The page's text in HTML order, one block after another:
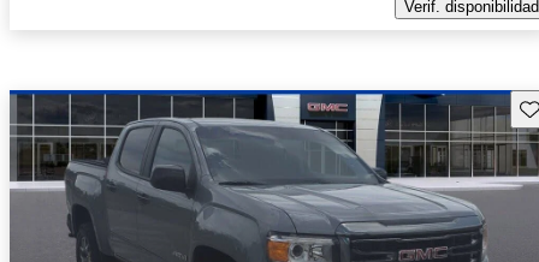
Verif. disponibilidad